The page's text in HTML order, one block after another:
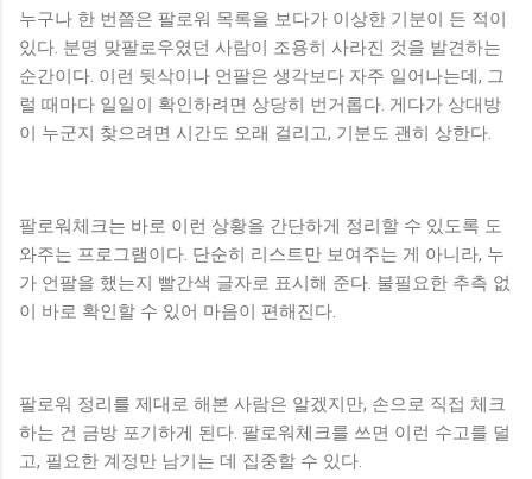
누구나 한 번쯤은 팔로워 목록을 보다가 이상한 기분이 든 적이
있다. 분명 맞팔로우였던 사람이 조용히 사라진 것을 발견하는
순간이다. 이런 뒷삭이나 언팔은 생각보다 자주 일어나는데, 그
럴 때마다 일일이 확인하려면 상당히 번거롭다. 게다가 상대방
이 누군지 찾으려면 시간도 오래 걸리고, 기분도 괜히 상한다.
팔로워체크는 바로 이런 상황을 간단하게 정리할 수 있도록 도
와주는 프로그램이다. 단순히 리스트만 보여주는 게 아니라, 누
가 언팔을 했는지 빨간색 글자로 표시해 준다. 불필요한 추측 없
이 바로 확인할 수 있어 마음이 편해진다.
팔로워 정리를 제대로 해본 사람은 알겠지만, 손으로 직접 체크
하는 건 금방 포기하게 된다. 팔로워체크를 쓰면 이런 수고를 덜
고, 필요한 계정만 남기는 데 집중할 수 있다.